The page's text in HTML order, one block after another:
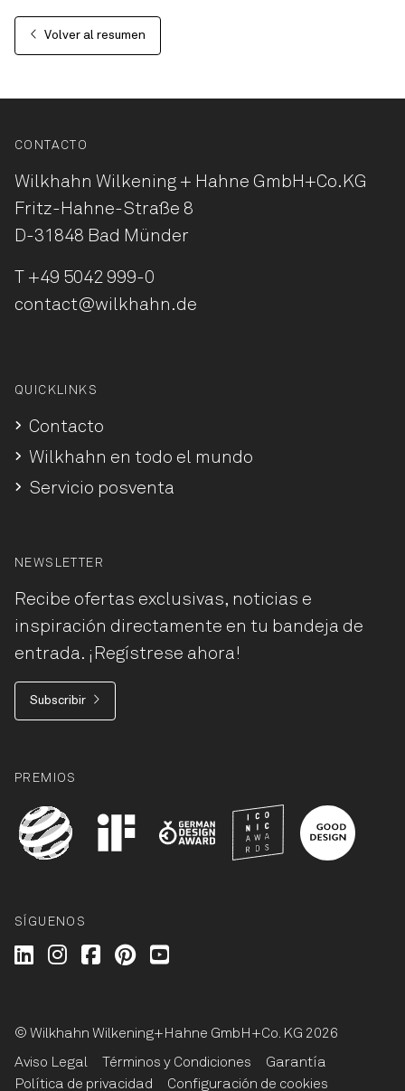
Volver al resumen
CONTACTO
Wilkhahn Wilkening + Hahne GmbH+Co.KG
Fritz-Hahne-Straße 8
D-31848 Bad Münder
+49 5042 999-0
contact@wilkhahn.de
QUICKLINKS
Contacto
Wilkhahn en todo el mundo
Servicio posventa
NEWSLETTER
Recibe ofertas exclusivas, noticias e
inspiración directamente en tu bandeja de
entrada. ¡Regístrese ahora!
Subscribir
PREMIOS
SÍGUENOS
Wilkhahn @ LinkedIn
Wilkhahn @ Instagram
Wilkhahn @ Facebook
Wilkhahn @ Pinterest
© Wilkhahn Wilkening+Hahne GmbH+Co. KG 2026
Aviso Legal
Términos y Condiciones
Garantía
Política de privacidad
Configuración de cookies